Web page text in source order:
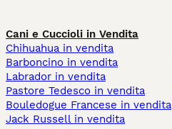
Cani e Cuccioli in Vendita
Chihuahua in vendita
Barboncino in vendita
Labrador in vendita
Pastore Tedesco in vendita
Bouledogue Francese in vendita
Jack Russell in vendita